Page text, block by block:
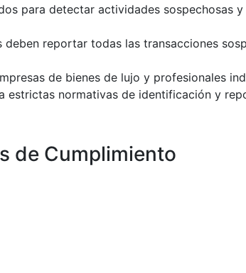
para detectar actividades sospechosas
reportar todas las transacciones
de bienes de lujo y profesionales
estrictas normativas de identificación y
de Cumplimiento